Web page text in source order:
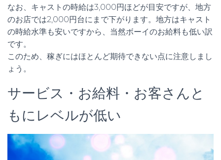
なお、キャストの時給は3,000円ほどが目安ですが、地方
のお店では2,000円台にまで下がります。地方はキャスト
の時給水準も安いですから、当然ボーイのお給料も低い訳
です。
このため、稼ぎにはほとんど期待できない点に注意しまし
ょう。
サービス・お給料・お客さんと
もにレベルが低い